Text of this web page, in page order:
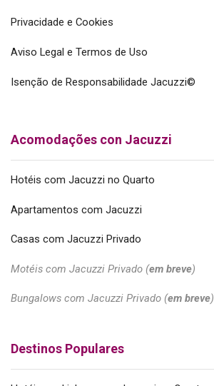
Privacidade e Cookies
Aviso Legal e Termos de Uso
Isenção de Responsabilidade Jacuzzi©
Acomodações con Jacuzzi
Hotéis com Jacuzzi no Quarto
Apartamentos com Jacuzzi
Casas com Jacuzzi Privado
Motéis com Jacuzzi Privado (em breve)
Bungalows com Jacuzzi Privado (em breve)
Destinos Populares